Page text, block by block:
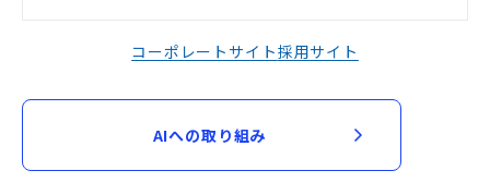
コーポレートサイト採用サイト
AIへの取り組み